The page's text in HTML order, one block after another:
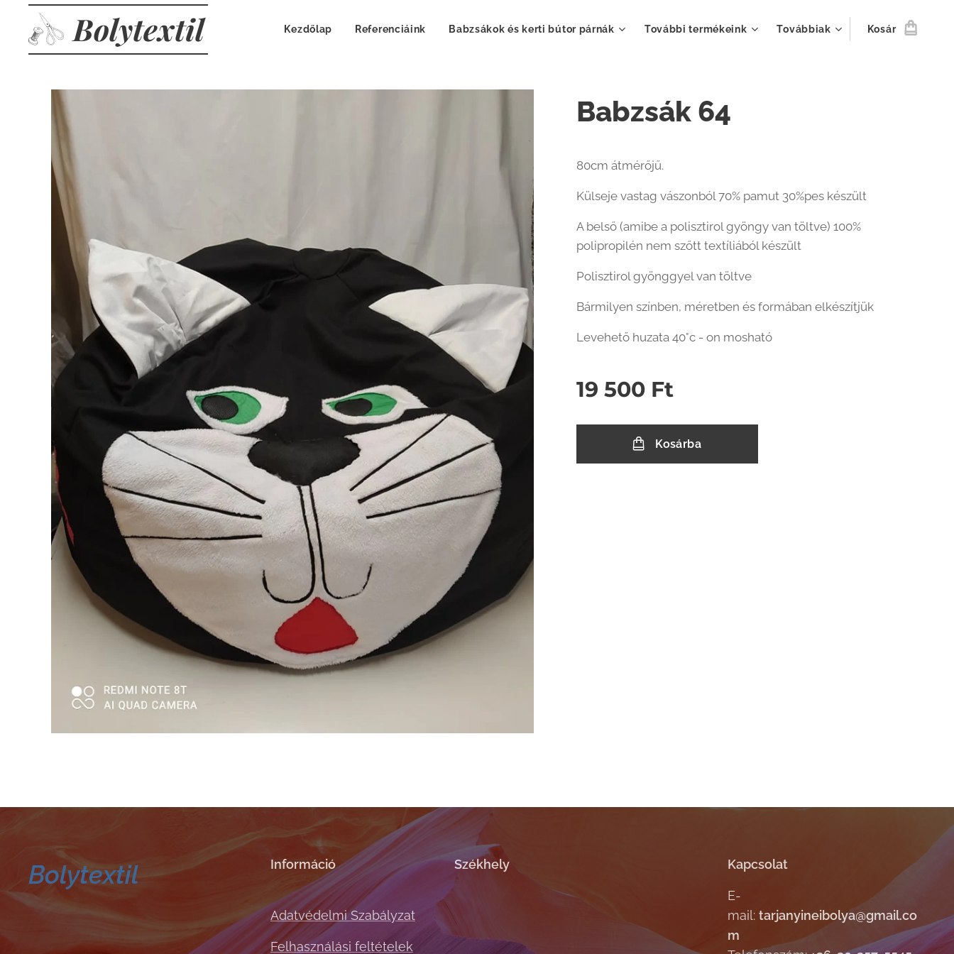
Bolytextil Kezdőlap Referenciáink Babzsákok és kerti bútor párnák További termékeink Továbbiak Kosár
Babzsák 64
80cm átmérőjű.
Külseje vastag vászonból 70% pamut 30%pes készült
A belső (amibe a polisztirol gyöngy van töltve) 100%
polipropilén nem szőtt textíliából készült
Polisztirol gyönggyel van töltve
Bármilyen színben, méretben és formában elkészítjük
Levehető huzata 40°c - on mosható
19 500 Ft
Kosárba
Bolytextil Információ
Adatvédelmi Szabályzat
Felhasználási feltételek
Székhely Kapcsolat
E-
mail:tarjanyineibolya@gmail.co
m